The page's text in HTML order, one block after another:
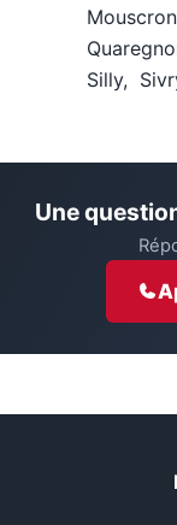
Silly,
Une